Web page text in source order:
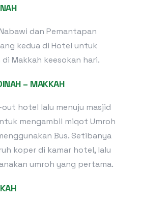
dan Pemantapan
kedua di Hotel untuk
Makkah keesokan hari.
– MAKKAH
hotel lalu menuju masjid
mengambil miqot Umroh
Bus. Setibanya
koper di kamar hotel, lalu
umroh yang pertama.